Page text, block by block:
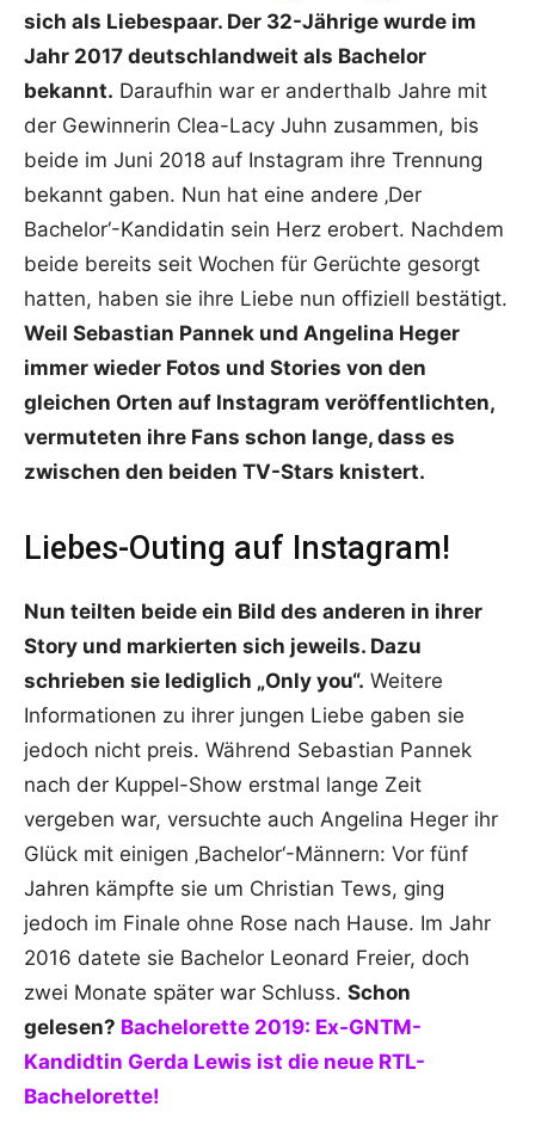
sich als Liebespaar. Der 32-Jährige wurde im
Jahr 2017 deutschlandweit als Bachelor
bekannt. Daraufhin war er anderthalb Jahre mit
der Gewinnerin Clea-Lacy Juhn zusammen, bis
beide im Juni 2018 auf Instagram ihre Trennung
bekannt gaben. Nun hat eine andere ‚Der
Bachelor‘-Kandidatin sein Herz erobert. Nachdem
beide bereits seit Wochen für Gerüchte gesorgt
hatten, haben sie ihre Liebe nun offiziell bestätigt.
Weil Sebastian Pannek und Angelina Heger
immer wieder Fotos und Stories von den
gleichen Orten auf Instagram veröffentlichten,
vermuteten ihre Fans schon lange, dass es
zwischen den beiden TV-Stars knistert.
Liebes-Outing auf Instagram!
Nun teilten beide ein Bild des anderen in ihrer
Story und markierten sich jeweils. Dazu
schrieben sie lediglich „Only you“. Weitere
Informationen zu ihrer jungen Liebe gaben sie
jedoch nicht preis. Während Sebastian Pannek
nach der Kuppel-Show erstmal lange Zeit
vergeben war, versuchte auch Angelina Heger ihr
Glück mit einigen ‚Bachelor‘-Männern: Vor fünf
Jahren kämpfte sie um Christian Tews, ging
jedoch im Finale ohne Rose nach Hause. Im Jahr
2016 datete sie Bachelor Leonard Freier, doch
zwei Monate später war Schluss. Schon
gelesen? Bachelorette 2019: Ex-GNTM-
Kandidtin Gerda Lewis ist die neue RTL-
Bachelorette!